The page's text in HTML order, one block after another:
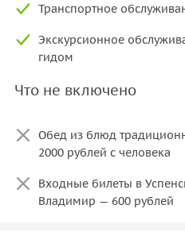
Транспортное
Экскурсионное
гидом
Что не включено
Обед из блюд
2000 рублей с человека
Входные билеты в
Владимир — 600 рублей